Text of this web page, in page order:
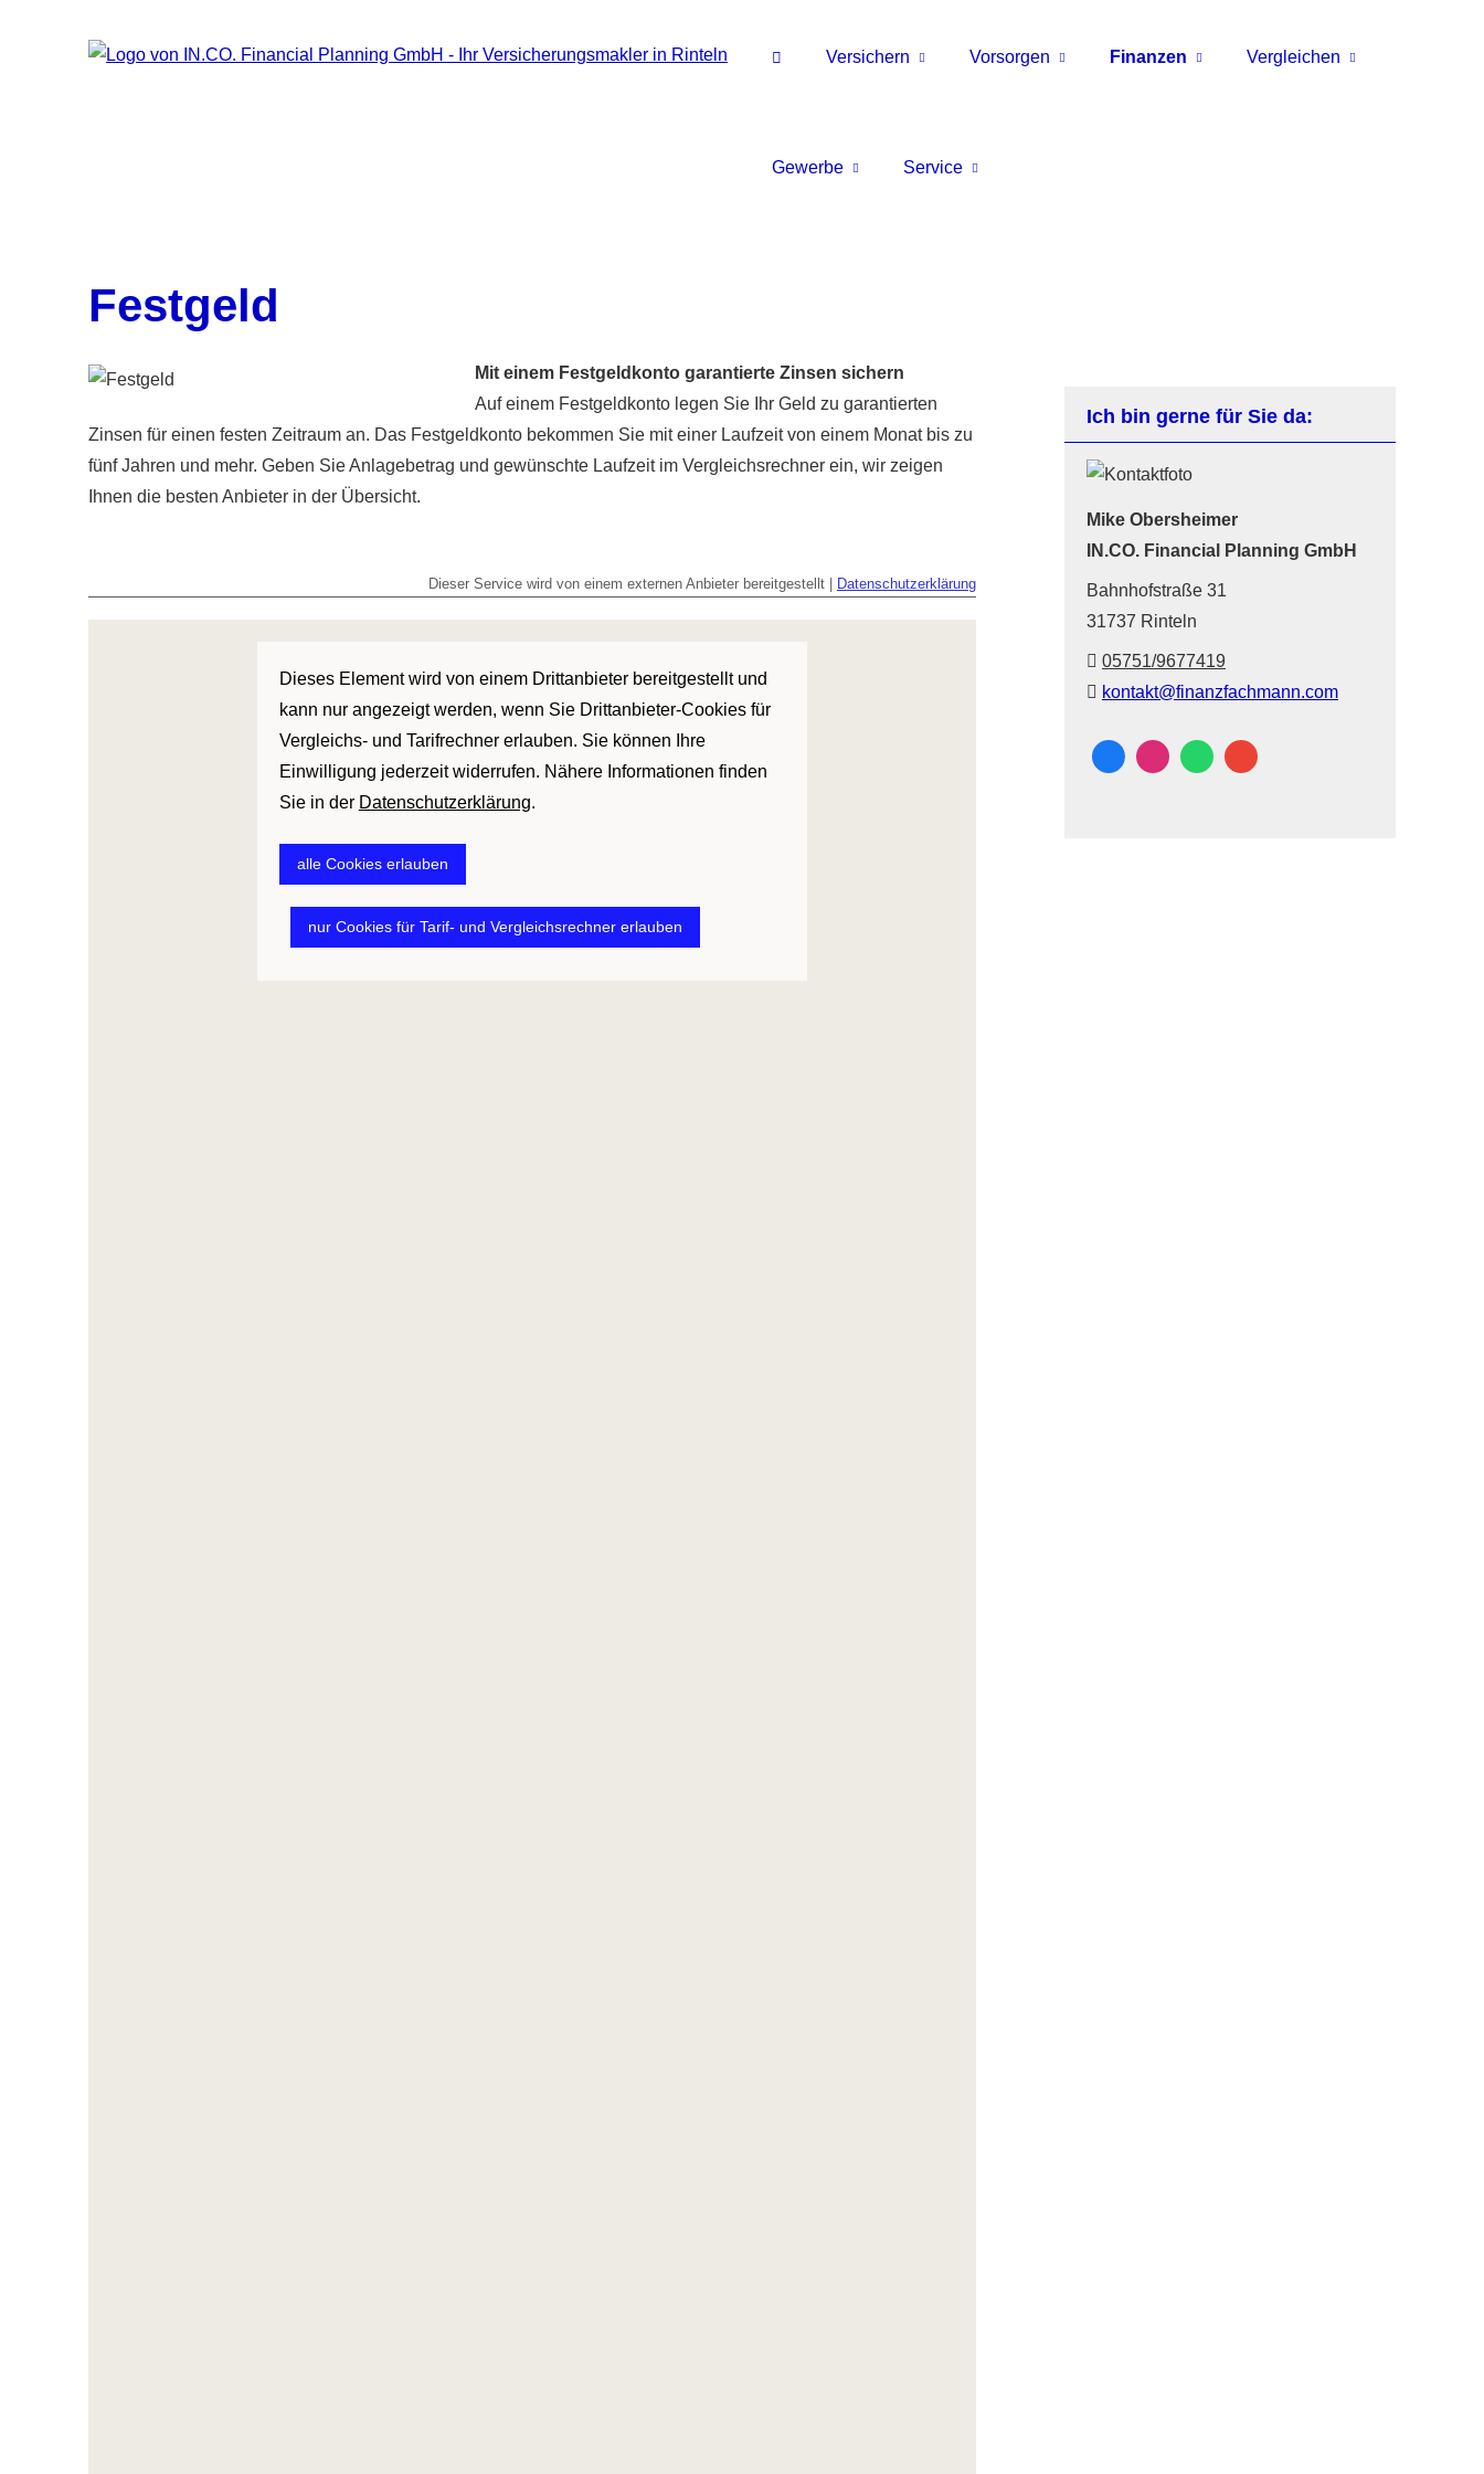
Versichern Vorsorgen Finanzen Vergleichen
Gewerbe Service
Ich bin gerne für Sie da:
Mike Obersheimer
IN.CO. Financial Planning GmbH
Bahnhofstraße 31
31737 Rinteln
05751/9677419
kontakt@finanzfachmann.com
Festgeld
Mit einem Festgeldkonto garantierte Zinsen sichern
Auf einem Festgeldkonto legen Sie Ihr Geld zu garantierten
Zinsen für einen festen Zeitraum an. Das Festgeldkonto bekommen Sie mit einer Laufzeit von einem Monat bis zu
fünf Jahren und mehr. Geben Sie Anlagebetrag und gewünschte Laufzeit im Vergleichsrechner ein, wir zeigen
Ihnen die besten Anbieter in der Übersicht.
Dieser Service wird von einem externen Anbieter bereitgestellt | Datenschutzerklärung
Dieses Element wird von einem Drittanbieter bereitgestellt und
kann nur angezeigt werden, wenn Sie Drittanbieter-Cookies für
Vergleichs- und Tarifrechner erlauben. Sie können Ihre
Einwilligung jederzeit widerrufen. Nähere Informationen finden
Sie in der Datenschutzerklärung.
alle Cookies erlauben
nur Cookies für Tarif- und Vergleichsrechner erlauben